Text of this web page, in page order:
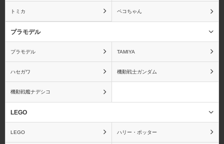
トミカ ペコちゃん
プラモデル
プラモデル TAMIYA
ハセガワ 機動戦士ガンダム
機動戦艦ナデシコ
LEGO
LEGO ハリー・ポッター